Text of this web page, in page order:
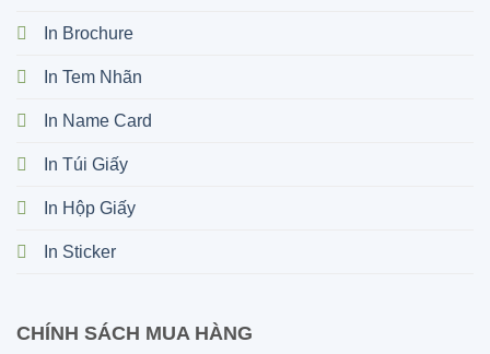
In Brochure
In Tem Nhãn
In Name Card
In Túi Giấy
In Hộp Giấy
In Sticker
CHÍNH SÁCH MUA HÀNG